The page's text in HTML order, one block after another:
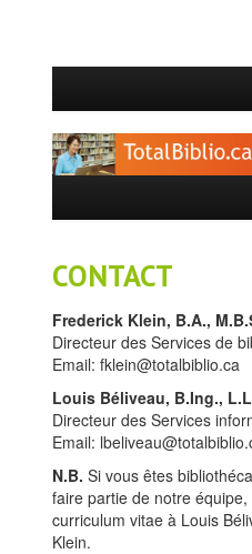
QUI SOMMES-NOUS?
CE QUE NOUS FAISONS
CONTACT
CONTACT
Frederick Klein, B.A.,
Directeur des Services de
Email: fklein@totalbiblio.ca
Louis Béliveau, B.Ing.,
Directeur des Services
Email:
N.B. Si vous êtes
faire partie de notre
curriculum vitae à Louis
Klein.